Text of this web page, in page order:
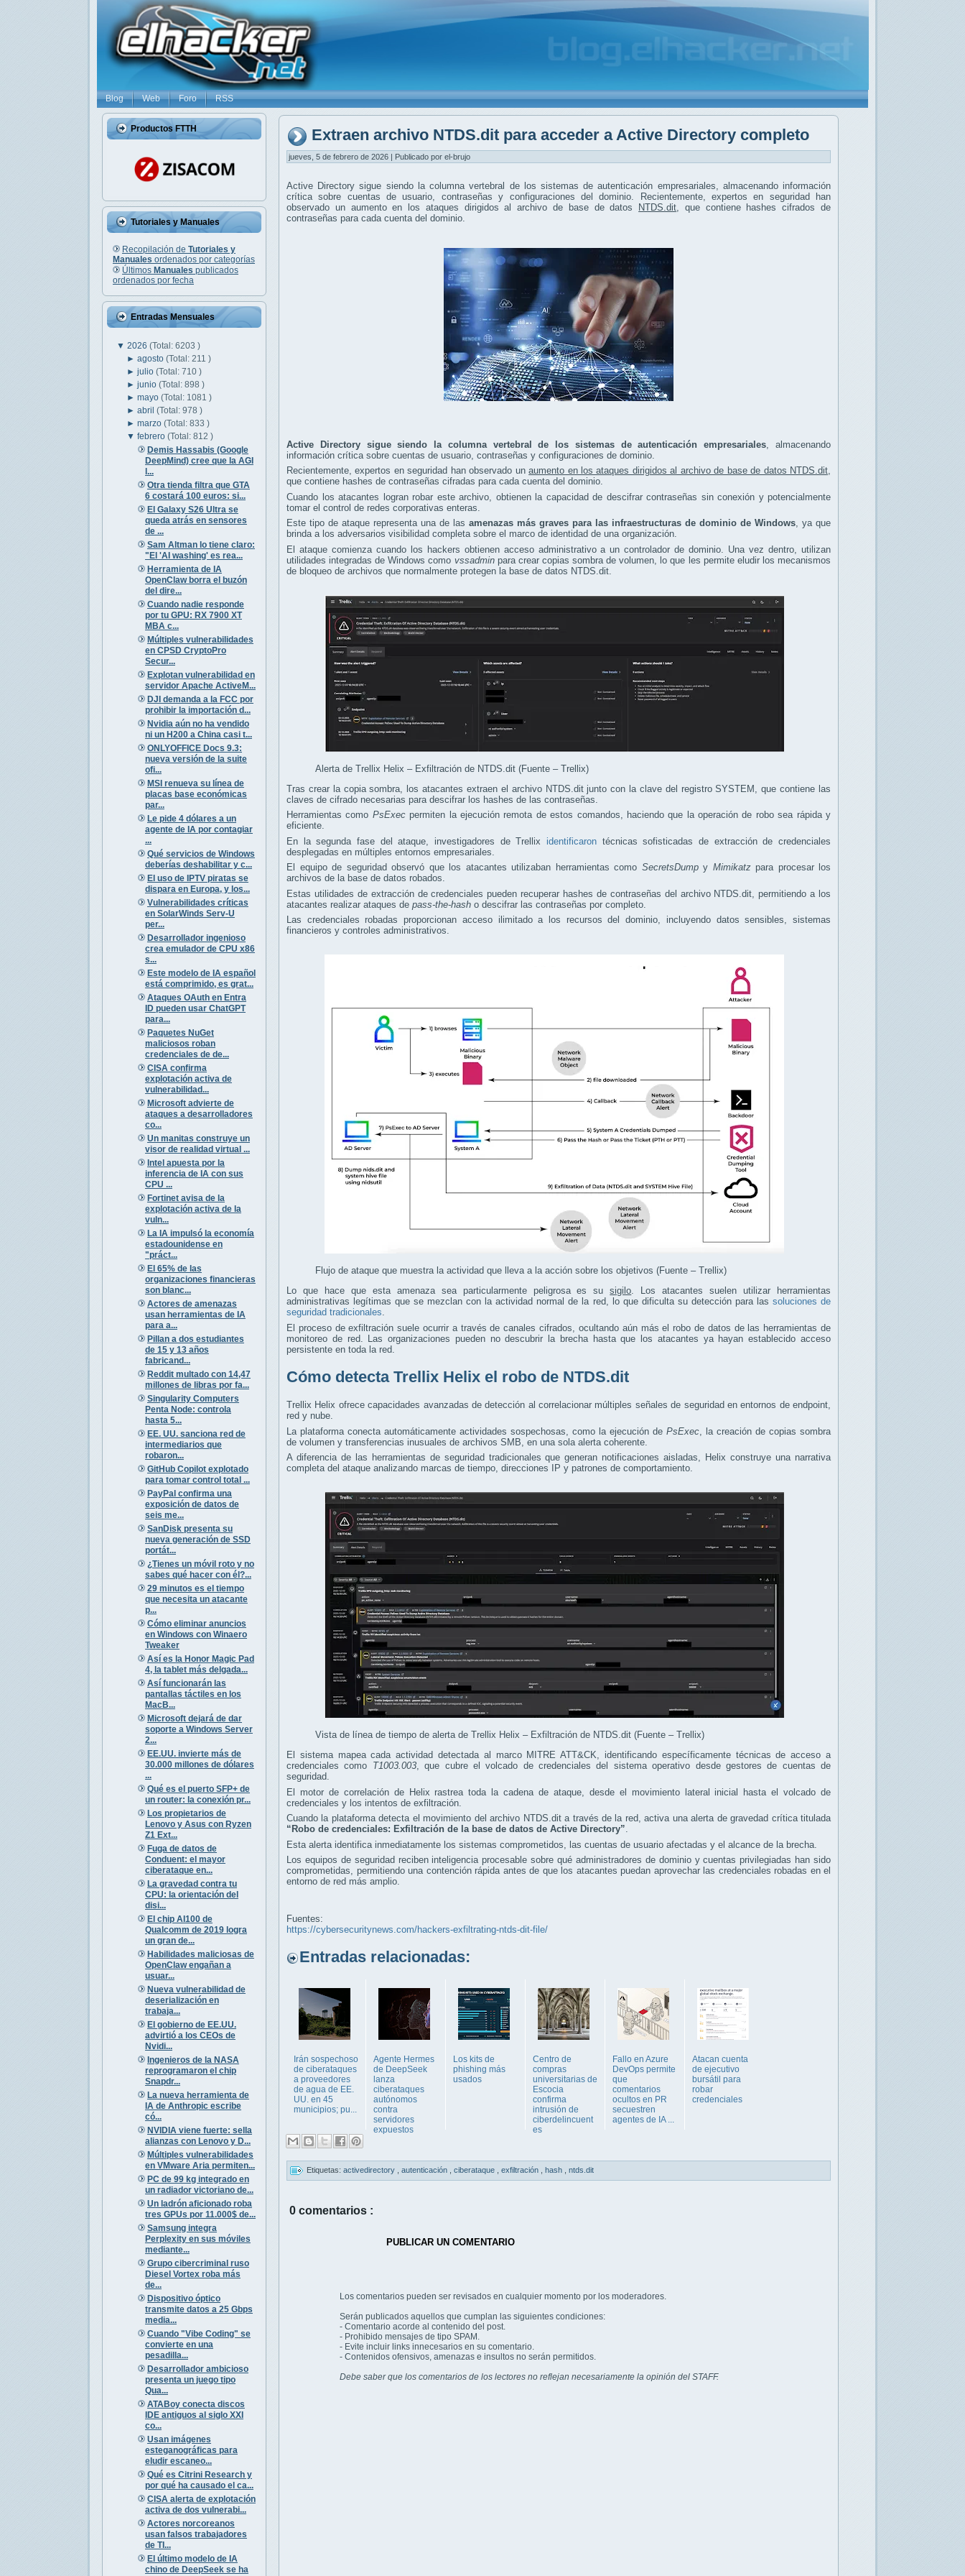
Blog Web Foro RSS
Productos FTTH
Tutoriales y Manuales
Recopilación de Tutoriales y
Manuales ordenados por categorías
Últimos Manuales publicados
ordenados por fecha
Entradas Mensuales
▼ 2026 (Total: 6203 )
►agosto(Total: 211 )
►julio(Total: 710 )
►junio(Total: 898 )
►mayo(Total: 1081 )
►abril(Total: 978 )
►marzo(Total: 833 )
▼febrero(Total: 812 )
Demis Hassabis (Google
DeepMind) cree que la AGI
l...
Otra tienda filtra que GTA
6 costará 100 euros: si...
El Galaxy S26 Ultra se
queda atrás en sensores
de ...
Sam Altman lo tiene claro:
"El 'AI washing' es rea...
Herramienta de IA
OpenClaw borra el buzón
del dire...
Cuando nadie responde
por tu GPU: RX 7900 XT
MBA c...
Múltiples vulnerabilidades
en CPSD CryptoPro
Secur...
Explotan vulnerabilidad en
servidor Apache ActiveM...
DJI demanda a la FCC por
prohibir la importación d...
Nvidia aún no ha vendido
ni un H200 a China casi t...
ONLYOFFICE Docs 9.3:
nueva versión de la suite
ofi...
MSI renueva su línea de
placas base económicas
par...
Le pide 4 dólares a un
agente de IA por contagiar
...
Qué servicios de Windows
deberías deshabilitar y c...
El uso de IPTV piratas se
dispara en Europa, y los...
Vulnerabilidades críticas
en SolarWinds Serv-U
per...
Desarrollador ingenioso
crea emulador de CPU x86
s...
Este modelo de IA español
está comprimido, es grat...
Ataques OAuth en Entra
ID pueden usar ChatGPT
para...
Paquetes NuGet
maliciosos roban
credenciales de de...
CISA confirma
explotación activa de
vulnerabilidad...
Microsoft advierte de
ataques a desarrolladores
co...
Un manitas construye un
visor de realidad virtual ...
Intel apuesta por la
inferencia de IA con sus
CPU ...
Fortinet avisa de la
explotación activa de la
vuln...
La IA impulsó la economía
estadounidense en
"práct...
El 65% de las
organizaciones financieras
son blanc...
Actores de amenazas
usan herramientas de IA
para a...
Pillan a dos estudiantes
de 15 y 13 años
fabricand...
Reddit multado con 14,47
millones de libras por fa...
Singularity Computers
Penta Node: controla
hasta 5...
EE. UU. sanciona red de
intermediarios que
robaron...
GitHub Copilot explotado
para tomar control total ...
PayPal confirma una
exposición de datos de
seis me...
SanDisk presenta su
nueva generación de SSD
portát...
¿Tienes un móvil roto y no
sabes qué hacer con él?...
29 minutos es el tiempo
que necesita un atacante
p...
Cómo eliminar anuncios
en Windows con Winaero
Tweaker
Así es la Honor Magic Pad
4, la tablet más delgada...
Así funcionarán las
pantallas táctiles en los
MacB...
Microsoft dejará de dar
soporte a Windows Server
2...
EE.UU. invierte más de
30.000 millones de dólares
...
Qué es el puerto SFP+ de
un router: la conexión pr...
Los propietarios de
Lenovo y Asus con Ryzen
Z1 Ext...
Fuga de datos de
Conduent: el mayor
ciberataque en...
La gravedad contra tu
CPU: la orientación del
disi...
El chip AI100 de
Qualcomm de 2019 logra
un gran de...
Habilidades maliciosas de
OpenClaw engañan a
usuar...
Nueva vulnerabilidad de
deserialización en
trabaja...
El gobierno de EE.UU.
advirtió a los CEOs de
Nvidi...
Ingenieros de la NASA
reprogramaron el chip
Snapdr...
La nueva herramienta de
IA de Anthropic escribe
có...
NVIDIA viene fuerte: sella
alianzas con Lenovo y D...
Múltiples vulnerabilidades
en VMware Aria permiten...
PC de 99 kg integrado en
un radiador victoriano de...
Un ladrón aficionado roba
tres GPUs por 11.000$ de...
Samsung integra
Perplexity en sus móviles
mediante...
Grupo cibercriminal ruso
Diesel Vortex roba más
de...
Dispositivo óptico
transmite datos a 25 Gbps
media...
Cuando "Vibe Coding" se
convierte en una
pesadilla...
Desarrollador ambicioso
presenta un juego tipo
Qua...
ATABoy conecta discos
IDE antiguos al siglo XXI
co...
Usan imágenes
esteganográficas para
eludir escaneo...
Qué es Citrini Research y
por qué ha causado el ca...
CISA alerta de explotación
activa de dos vulnerabi...
Actores norcoreanos
usan falsos trabajadores
de TI...
El último modelo de IA
chino de DeepSeek se ha
Extraen archivo NTDS.dit para acceder a Active Directory completo
jueves, 5 de febrero de 2026 | Publicado por el-brujo
Active Directory sigue siendo la columna vertebral de los sistemas de autenticación empresariales, almacenando información
crítica sobre cuentas de usuario, contraseñas y configuraciones del dominio. Recientemente, expertos en seguridad han
observado un aumento en los ataques dirigidos al archivo de base de datos
NTDS.dit , que contiene hashes cifrados de
contraseñas para cada cuenta del dominio.
Active Directory sigue siendo la columna vertebral de los sistemas de autenticación empresariales , almacenando
información crítica sobre cuentas de usuario, contraseñas y configuraciones de dominio.
Recientemente, expertos en seguridad han observado unaumento en los ataques dirigidos al archivo de base de datos NTDS.dit,
que contiene hashes de contraseñas cifradas para cada cuenta del dominio.
Cuando los atacantes logran robar este archivo, obtienen la capacidad de descifrar contraseñas sin conexión y potencialmente
tomar el control de redes corporativas enteras.
Este tipo de ataque representa una de las amenazas más graves para las infraestructuras de dominio de Windows, ya que
brinda a los adversarios visibilidad completa sobre el marco de identidad de una organización.
El ataque comienza cuando los hackers obtienen acceso administrativo a un controlador de dominio. Una vez dentro, utilizan
utilidades integradas de Windows como vssadminpara crear copias sombra de volumen, lo que les permite eludir los mecanismos
de bloqueo de archivos que normalmente protegen la base de datos NTDS.dit.
Alerta de Trellix Helix – Exfiltración de NTDS.dit (Fuente – Trellix)
Tras crear la copia sombra, los atacantes extraen el archivo NTDS.dit junto con la clave del registro SYSTEM, que contiene las
claves de cifrado necesarias para descifrar los hashes de las contraseñas.
Herramientas como PsExecpermiten la ejecución remota de estos comandos, haciendo que la operación de robo sea rápida y
eficiente.
En la segunda fase del ataque, investigadores de Trellix identificaron técnicas sofisticadas de extracción de credenciales
desplegadas en múltiples entornos empresariales.
El equipo de seguridad observó que los atacantes utilizaban herramientas como SecretsDumpy Mimikatzpara procesar los
archivos de la base de datos robados.
Estas utilidades de extracción de credenciales pueden recuperar hashes de contraseñas del archivo NTDS.dit, permitiendo a los
atacantes realizar ataques de pass-the-hash o descifrar las contraseñas por completo.
Las credenciales robadas proporcionan acceso ilimitado a los recursos del dominio, incluyendo datos sensibles, sistemas
financieros y controles administrativos.
Flujo de ataque que muestra la actividad que lleva a la acción sobre los objetivos (Fuente – Trellix)
Lo que hace que esta amenaza sea particularmente peligrosa es susigilo. Los atacantes suelen utilizar herramientas
administrativas legítimas que se mezclan con la actividad normal de la red, lo que dificulta su detección para las soluciones de
seguridad tradicionales.
El proceso de exfiltración suele ocurrir a través de canales cifrados, ocultando aún más el robo de datos de las herramientas de
monitoreo de red. Las organizaciones pueden no descubrir la brecha hasta que los atacantes ya hayan establecido acceso
persistente en toda la red.
Cómo detecta Trellix Helix el robo de NTDS.dit
Trellix Helix ofrece capacidades avanzadas de detección al correlacionar múltiples señales de seguridad en entornos de endpoint,
red y nube.
La plataforma conecta automáticamente actividades sospechosas, como la ejecución de PsExec , la creación de copias sombra
de volumen y transferencias inusuales de archivos SMB, en una sola alerta coherente.
A diferencia de las herramientas de seguridad tradicionales que generan notificaciones aisladas, Helix construye una narrativa
completa del ataque analizando marcas de tiempo, direcciones IP y patrones de comportamiento.
Vista de línea de tiempo de alerta de Trellix Helix – Exfiltración de NTDS.dit (Fuente – Trellix)
El sistema mapea cada actividad detectada al marco MITRE ATT&CK, identificando específicamente técnicas de acceso a
credenciales como T1003.003, que cubre el volcado de credenciales del sistema operativo desde gestores de cuentas de
seguridad.
El motor de correlación de Helix rastrea toda la cadena de ataque, desde el movimiento lateral inicial hasta el volcado de
credenciales y los intentos de exfiltración.
Cuando la plataforma detecta el movimiento del archivo NTDS.dit a través de la red, activa una alerta de gravedad crítica titulada
“Robo de credenciales: Exfiltración de la base de datos de Active Directory”.
Esta alerta identifica inmediatamente los sistemas comprometidos, las cuentas de usuario afectadas y el alcance de la brecha.
Los equipos de seguridad reciben inteligencia procesable sobre qué administradores de dominio y cuentas privilegiadas han sido
comprometidas, permitiendo una contención rápida antes de que los atacantes puedan aprovechar las credenciales robadas en el
entorno de red más amplio.
Fuentes:
https://cybersecuritynews.com/hackers-exfiltrating-ntds-dit-file/
Entradas relacionadas:
Irán sospechoso
de ciberataques
a proveedores
de agua de EE.
UU. en 45
municipios; pu...
Agente Hermes
de DeepSeek
lanza
ciberataques
autónomos
contra
servidores
expuestos
Los kits de
phishing más
usados
Centro de
compras
universitarias de
Escocia
confirma
intrusión de
ciberdelincuent
es
Fallo en Azure
DevOps permite
que
comentarios
ocultos en PR
secuestren
agentes de IA ...
Atacan cuenta
de ejecutivo
bursátil para
robar
credenciales
Etiquetas: activedirectory autenticación ciberataque exfiltración hash ntds.dit
0 comentarios :
PUBLICAR UN COMENTARIO
Los comentarios pueden ser revisados en cualquier momento por los moderadores.
Serán publicados aquellos que cumplan las siguientes condiciones:
- Comentario acorde al contenido del post.
- Prohibido mensajes de tipo SPAM.
- Evite incluir links innecesarios en su comentario.
- Contenidos ofensivos, amenazas e insultos no serán permitidos.
Debe saber que los comentarios de los lectores no reflejan necesariamente la opinión del STAFF.